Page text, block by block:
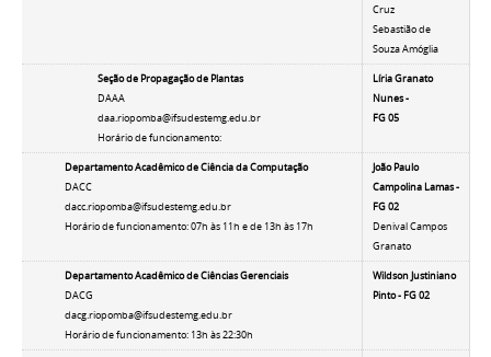
Cruz
Sebastião de
Souza Amóglia
Seção de Propagação de Plantas
DAAA
daa.riopomba@ifsudestemg.edu.br
Horário de funcionamento:
Líria Granato
Nunes -
FG 05
Departamento Acadêmico de Ciência da Computação
DACC
dacc.riopomba@ifsudestemg.edu.br
Horário de funcionamento: 07h às 11h e de 13h às 17h
João Paulo
Campolina Lamas -
FG 02
Denival Campos
Granato
Departamento Acadêmico de Ciências Gerenciais
DACG
dacg.riopomba@ifsudestemg.edu.br
Horário de funcionamento: 13h às 22:30h
Wildson Justiniano
Pinto- FG 02